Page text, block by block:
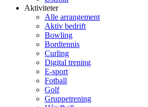
Aktiviteter
Alle arrangement
Aktiv bedrift
Bowling
Bordtennis
Curling
Digital trening
E-sport
Fotball
Golf
Gruppetrening